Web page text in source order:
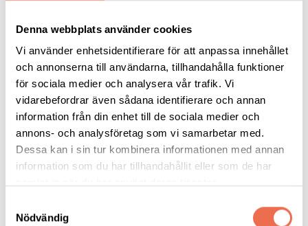
Denna webbplats använder cookies
Vi använder enhetsidentifierare för att anpassa innehållet
och annonserna till användarna, tillhandahålla funktioner
för sociala medier och analysera vår trafik. Vi
vidarebefordrar även sådana identifierare och annan
information från din enhet till de sociala medier och
annons- och analysföretag som vi samarbetar med.
Dessa kan i sin tur kombinera informationen med annan
information som du har tillhandahållit eller som de har
Nödvändig
My Elins mamma har MS som finns i en nytryckt upplaga. Boken
kan beställs direkt av Merck som uppdaterat boken
bestallning@merckgroup.com
För barn i tonåren finns en sajt med information,vadärms.se
Arbete
grad beroende på vilket slags arbete det handlar om och vilka